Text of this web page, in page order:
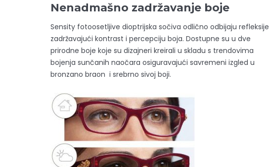
Nenadmašno zadržavanje boje
Sensity fotoosetljive dioptrijska sočiva odlično odbijaju refleksije
zadržavajući kontrast i percepciju boja. Dostupne su u dve
prirodne boje koje su dizajneri kreirali u skladu s trendovima
bojenja sunčanih naočara osiguravajući savremeni izgled u
bronzano braon i srebrno sivoj boji.